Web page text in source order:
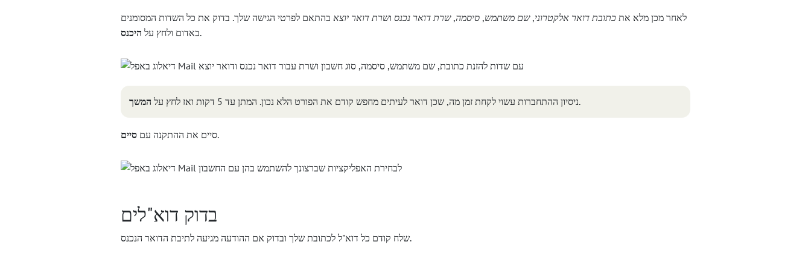
לאחר מכן מלא את כתובת דואר אלקטרוני,שם משתמש, סיסמה,שרת דואר נכנס ושרת דואר יוצא בהתאם לפרטי הגישה שלך. בדוק את כל השדות המסומנים
באדום ולחץ על היכנס .
ניסיון ההתחברות עשוי לקחת זמן מה, שכן דואר לעיתים מחפש קודם את הפורט הלא נכון. המתן עד 5 דקות ואז לחץ על המשך .
סיים את ההתקנה עם סיים .
בדוק דוא"לים
שלח קודם כל דוא"ל לכתובת שלך ובדוק אם ההודעה מגיעה לתיבת הדואר הנכנס.